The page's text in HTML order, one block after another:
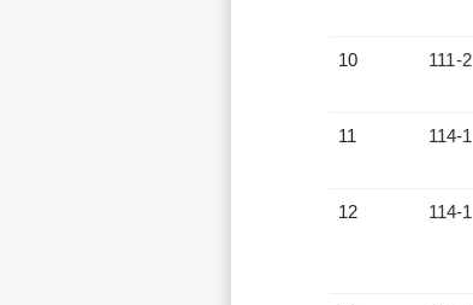
10 111-2
11 114-1
12 114-1